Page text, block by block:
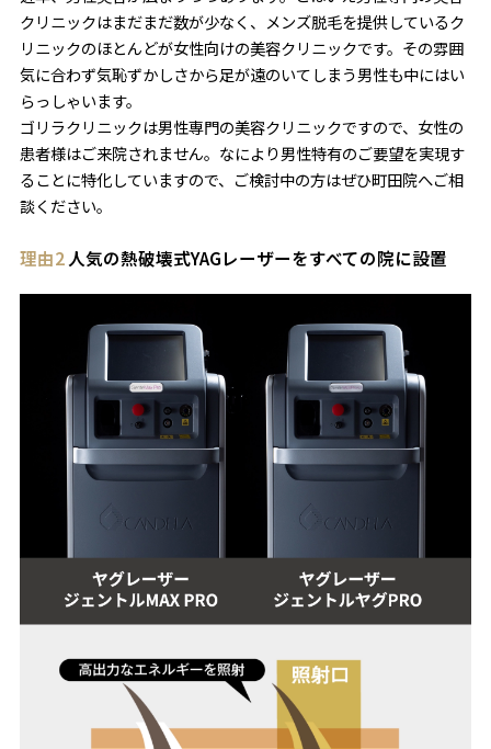
クリニックはまだまだ数が少なく、メンズ脱毛を提供しているク
リニックのほとんどが女性向けの美容クリニックです。その雰囲
気に合わず気恥ずかしさから足が遠のいてしまう男性も中にはい
らっしゃいます。
ゴリラクリニックは男性専門の美容クリニックですので、女性の
患者様はご来院されません。なにより男性特有のご要望を実現す
ることに特化していますので、ご検討中の方はぜひ町田院へご相
談ください。
理由2 人気の熱破壊式YAGレーザーをすべての院に設置